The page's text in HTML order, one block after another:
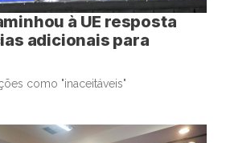
à UE resposta
adicionais para
como "inaceitáveis"